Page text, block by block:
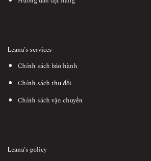
Leana's services
Chính sách bảo hành
Chính sách thu đổi
Chính sách vận chuyển
Leana's policy